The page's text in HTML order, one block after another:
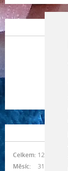
Celkem: 1215676
Měsíc:
31410